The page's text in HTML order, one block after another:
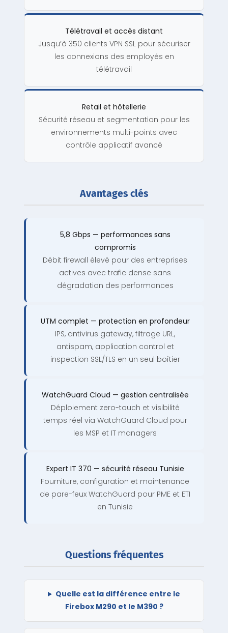
Télétravail et accès distant
Jusqu’à 350 clients VPN SSL pour sécuriser
les connexions des employés en
télétravail
Retail et hôtellerie
Sécurité réseau et segmentation pour les
environnements multi-points avec
contrôle applicatif avancé
Avantages clés
5,8 Gbps — performances sans
compromis
Débit firewall élevé pour des entreprises
actives avec trafic dense sans
dégradation des performances
UTM complet — protection en profondeur
IPS, antivirus gateway, filtrage URL,
antispam, application control et
inspection SSL/TLS en un seul boîtier
WatchGuard Cloud — gestion centralisée
Déploiement zero-touch et visibilité
temps réel via WatchGuard Cloud pour
les MSP et IT managers
Expert IT 370 — sécurité réseau Tunisie
Fourniture, configuration et maintenance
de pare-feux WatchGuard pour PME et ETI
en Tunisie
Questions fréquentes
Quelle est la différence entre le
Firebox M290 et le M390 ?